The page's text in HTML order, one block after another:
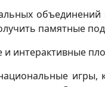
памятные
интерактивные
игры,